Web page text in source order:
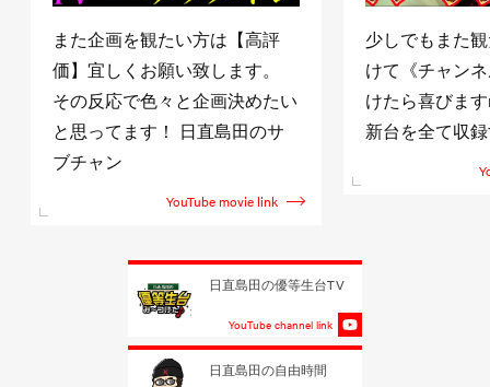
また企画を観たい方は【高評
価】宜しくお願い致します。
その反応で色々と企画決めたい
と思ってます！ 日直島田のサ
ブチャン
YouTube movie link
少しでもまた
けて《チャン
けたら喜びま
新台を全て収
日直島田の優等生台TV
YouTube channel link
日直島田の自由時間